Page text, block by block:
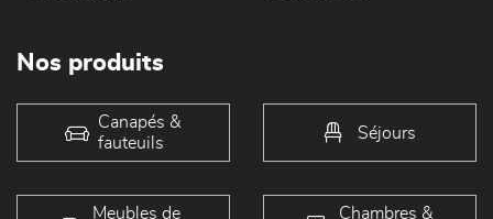
Nos produits
Canapés &
fauteuils
Séjours
Meubles de
Chambres &